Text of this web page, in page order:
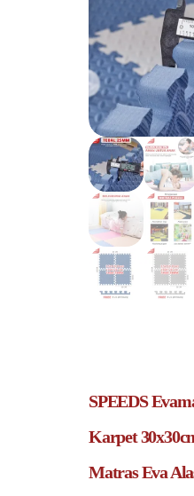
SPEEDS
Karpet
Matras Eva